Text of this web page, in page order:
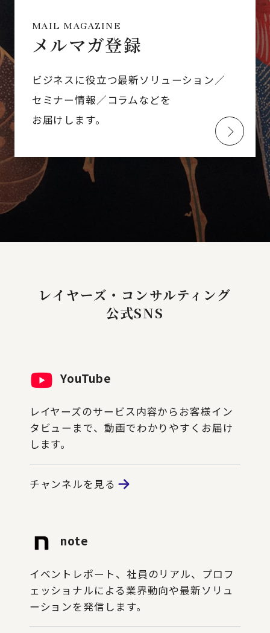
MAIL MAGAZINE
メルマガ登録
ビジネスに役立つ最新ソリューション／
セミナー情報／コラムなどを
お届けします。
レイヤーズ・コンサルティング
公式SNS
YouTube
レイヤーズのサービス内容からお客様イン
タビューまで、動画でわかりやすくお届け
します。
チャンネルを見る
note
イベントレポート、社員のリアル、プロフ
ェッショナルによる業界動向や最新ソリュ
ーションを発信します。